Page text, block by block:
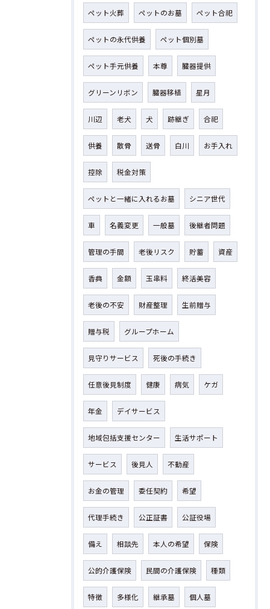
ペット火葬 ペットのお墓 ペット合祀
ペットの永代供養 ペット個別墓
ペット手元供養 本尊 臓器提供
グリーンリボン 臓器移植 星月
川辺 老犬 犬 跡継ぎ 合祀
供養 散骨 送骨 白川 お手入れ
控除 税金対策
ペットと一緒に入れるお墓 シニア世代
車 名義変更 一般墓 後継者問題
管理の手間 老後リスク 貯蓄 資産
香典 金額 玉串料 終活美容
老後の不安 財産整理 生前贈与
贈与税 グループホーム
見守りサービス 死後の手続き
任意後見制度 健康 病気 ケガ
年金 デイサービス
地域包括支援センター 生活サポート
サービス 後見人 不動産
お金の管理 委任契約 希望
代理手続き 公正証書 公証役場
備え 相談先 本人の希望 保険
公的介護保険 民間の介護保険 種類
特徴 多様化 継承墓 個人墓